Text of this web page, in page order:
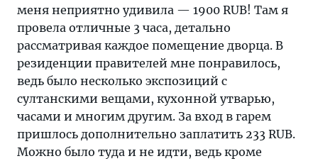
меня неприятно удивила — 1900 RUB! Там я
провела отличные 3 часа, детально
рассматривая каждое помещение дворца. В
резиденции правителей мне понравилось,
ведь было несколько экспозиций с
султанскими вещами, кухонной утварью,
часами и многим другим. За вход в гарем
пришлось дополнительно заплатить 233 RUB.
Можно было туда и не идти, ведь кроме